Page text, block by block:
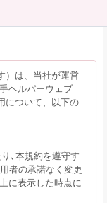
）は、当社が運営
ヘルパーウェブ
について、以下の
､本規約を遵守す
者の承諾なく変更
に表示した時点に